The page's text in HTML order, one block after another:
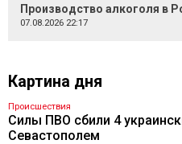
Производство алкоголя в
07.08.2026 22:17
Картина дня
Происшествия
Силы ПВО сбили 4
Севастополем